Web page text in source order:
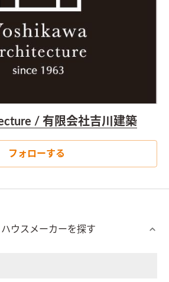
/ 有限会社吉川建築
フォローする
ウスメーカーを探す